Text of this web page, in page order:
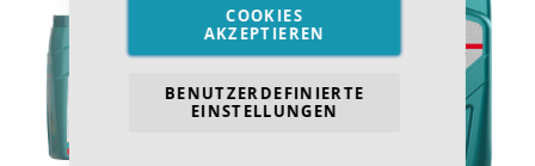
COOKIES
AKZEPTIEREN
BENUTZERDEFINIERTE
EINSTELLUNGEN